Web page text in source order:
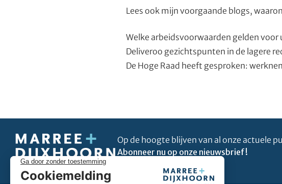
Lees ook mijn voorgaande blogs,
Welke arbeidsvoorwaarden gelden
Deliveroo gezichtspunten in de lagere
De Hoge Raad heeft gesproken:
Op de hoogte blijven van al onze actuele
Abonneer nu op onze nieuwsbrief!